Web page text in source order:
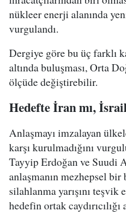
nükleer enerji alanında
vurgulandı.
Dergiye göre bu üç farklı
altında buluşması, Orta
ölçüde değiştirebilir.
Hedefte İran mı,
Anlaşmayı imzalayan
karşı kurulmadığını
Tayyip Erdoğan ve Suudi
anlaşmanın mezhepsel
silahlanma yarışını teşvik
hedefin ortak